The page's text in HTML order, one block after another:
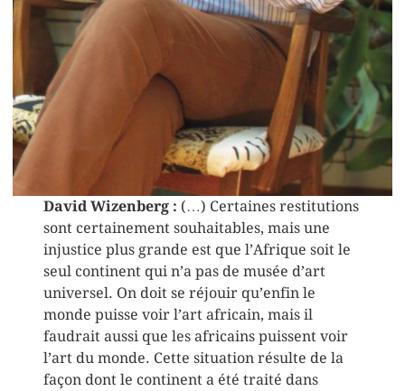
David Wizenberg : (…) Certaines restitutions
sont certainement souhaitables, mais une
injustice plus grande est que l’Afrique soit le
seul continent qui n’a pas de musée d’art
universel. On doit se réjouir qu’enfin le
monde puisse voir l’art africain, mais il
faudrait aussi que les africains puissent voir
l’art du monde. Cette situation résulte de la
façon dont le continent a été traité dans